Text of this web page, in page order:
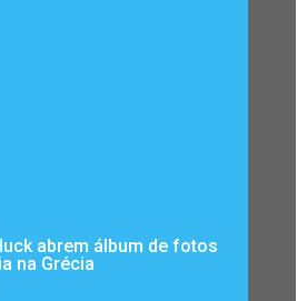
abrem álbum de fotos
na Grécia